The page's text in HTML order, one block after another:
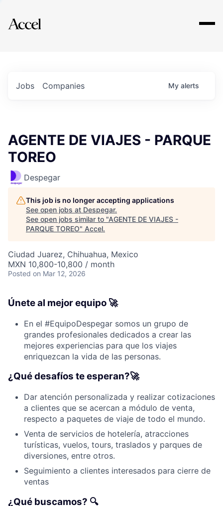
Explore
Jobs Companies My alerts
AGENTE DE VIAJES - PARQUE
TOREO
Despegar
This job is no longer accepting applications
See open jobs at Despegar.
See open jobs similar to "AGENTE DE VIAJES -
PARQUE TOREO" Accel.
Ciudad Juarez, Chihuahua, Mexico
MXN 10,800-10,800 / month
Posted on Mar 12, 2026
Únete al mejor equipo 🚀
En el #EquipoDespegar somos un grupo de
grandes profesionales dedicados a crear las
mejores experiencias para que los viajes
enriquezcan la vida de las personas.
¿Qué desafíos te esperan?🚀
Dar atención personalizada y realizar cotizaciones
a clientes que se acercan a módulo de venta,
respecto a paquetes de viaje de todo el mundo.
Venta de servicios de hotelería, atracciones
turísticas, vuelos, tours, traslados y parques de
diversiones, entre otros.
Seguimiento a clientes interesados ​​para cierre de
ventas
¿Qué buscamos? 🔍